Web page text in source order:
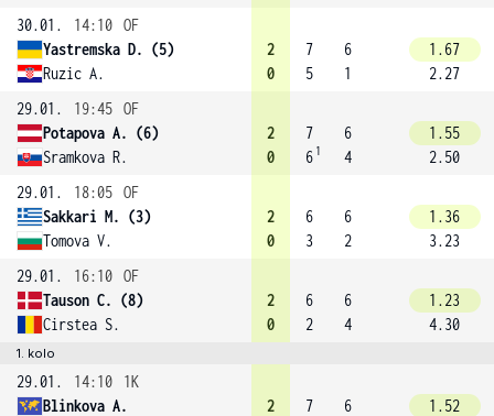
30.01.
14:10 OF
Yastremska D. (5)
Ruzic A.
2
0
7
5
6
1
1.67
2.27
29.01.
19:45 OF
Potapova A. (6)
Sramkova R.
2
0
7
6 1
6
4
1.55
2.50
29.01.
18:05 OF
Sakkari M. (3)
Tomova V.
2
0
6
3
6
2
1.36
3.23
29.01.
16:10 OF
Tauson C. (8)
Cirstea S.
2
0
6
2
6
4
1.23
4.30
1. kolo
29.01. 14:10
1K
Blinkova A.
2
7
6
1.52